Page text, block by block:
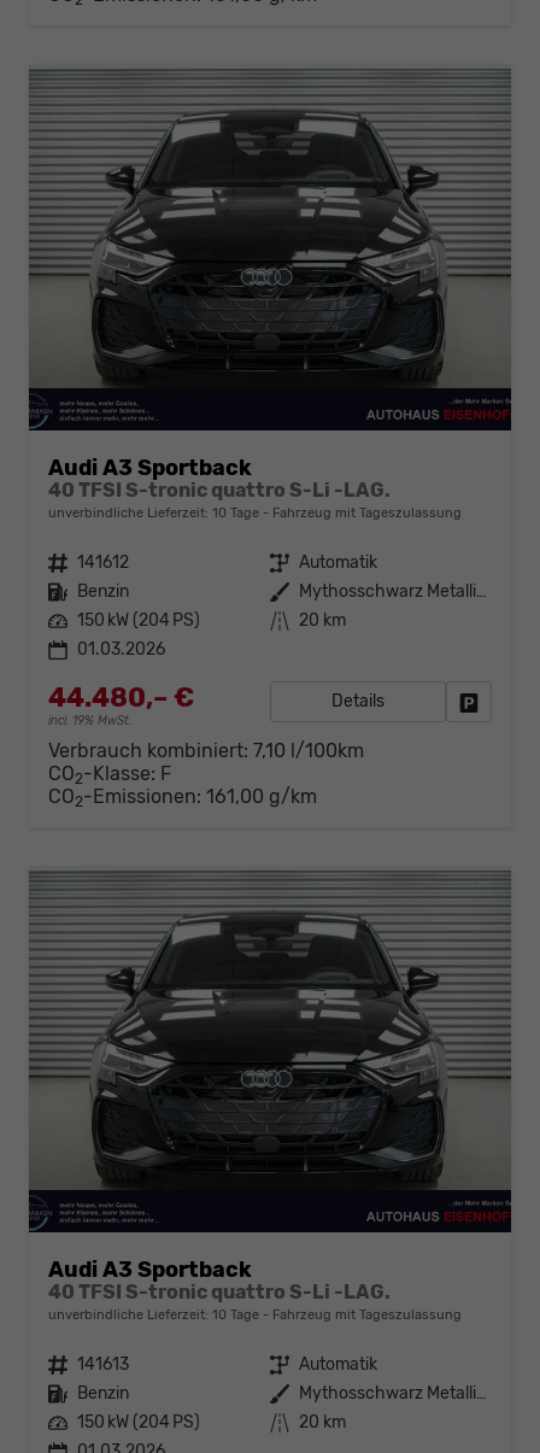
Audi A3 Sportback
40 TFSI S-tronic quattro S-Li -LAG.
unverbindliche Lieferzeit: 10 Tage Fahrzeug mit Tageszulassung
Fahrzeugnr. 141612 Getriebe Automatik
Kraftstoff Benzin Außenfarbe
Mythosschwarz Metallic (0E)
Leistung 150 kW (204 PS) Kilometerstand 20 km
01.03.2026
44.480,– €
incl. 19% MwSt.
Details
Verbrauch kombiniert: 7,10 l/100km
CO2-Klasse: F
CO2-Emissionen: 161,00 g/km
Audi A3 Sportback
40 TFSI S-tronic quattro S-Li -LAG.
unverbindliche Lieferzeit: 10 Tage Fahrzeug mit Tageszulassung
Fahrzeugnr. 141613 Getriebe Automatik
Kraftstoff Benzin Außenfarbe
Mythosschwarz Metallic (0E)
Leistung 150 kW (204 PS) Kilometerstand 20 km